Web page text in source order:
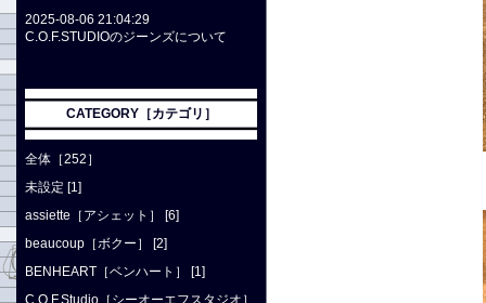
2025-08-06 21:04:29
C.O.F.STUDIOのジーンズについて
CATEGORY［カテゴリ］
全体［252］
未設定 [1]
assiette［アシェット］ [6]
beaucoup［ボクー］ [2]
BENHEART［ベンハート］ [1]
C.O.F.Studio［シーオーエフスタジオ］